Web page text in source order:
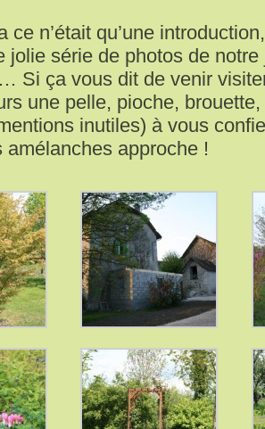
ce n’était qu’une
jolie série de photos de
Si ça vous dit de venir
une pelle, pioche,
inutiles) à vous
amélanches approche !